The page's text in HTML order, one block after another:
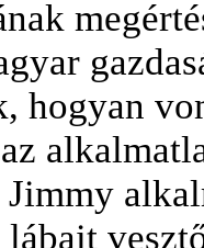
hogyan
lábait